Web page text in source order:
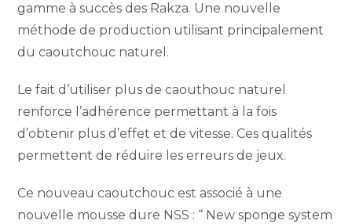
gamme à succès des Rakza. Une nouvelle
méthode de production utilisant principalement
du caoutchouc naturel.
Le fait d’utiliser plus de caouthouc naturel
renforce l’adhérence permettant à la fois
d’obtenir plus d’effet et de vitesse. Ces qualités
permettent de réduire les erreurs de jeux.
Ce nouveau caoutchouc est associé à une
nouvelle mousse dure NSS : “ New sponge system